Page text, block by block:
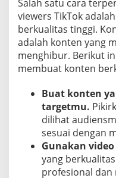
Salah satu cara
viewers TikTok
berkualitas tinggi.
adalah konten yang
menghibur. Berikut
membuat konten
Buat konten
targetmu.
dilihat
sesuai dengan
Gunakan
yang
profesional dan